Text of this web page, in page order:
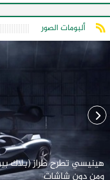
ألبومات الصور